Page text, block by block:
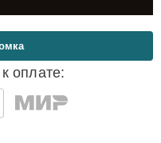
оплате: